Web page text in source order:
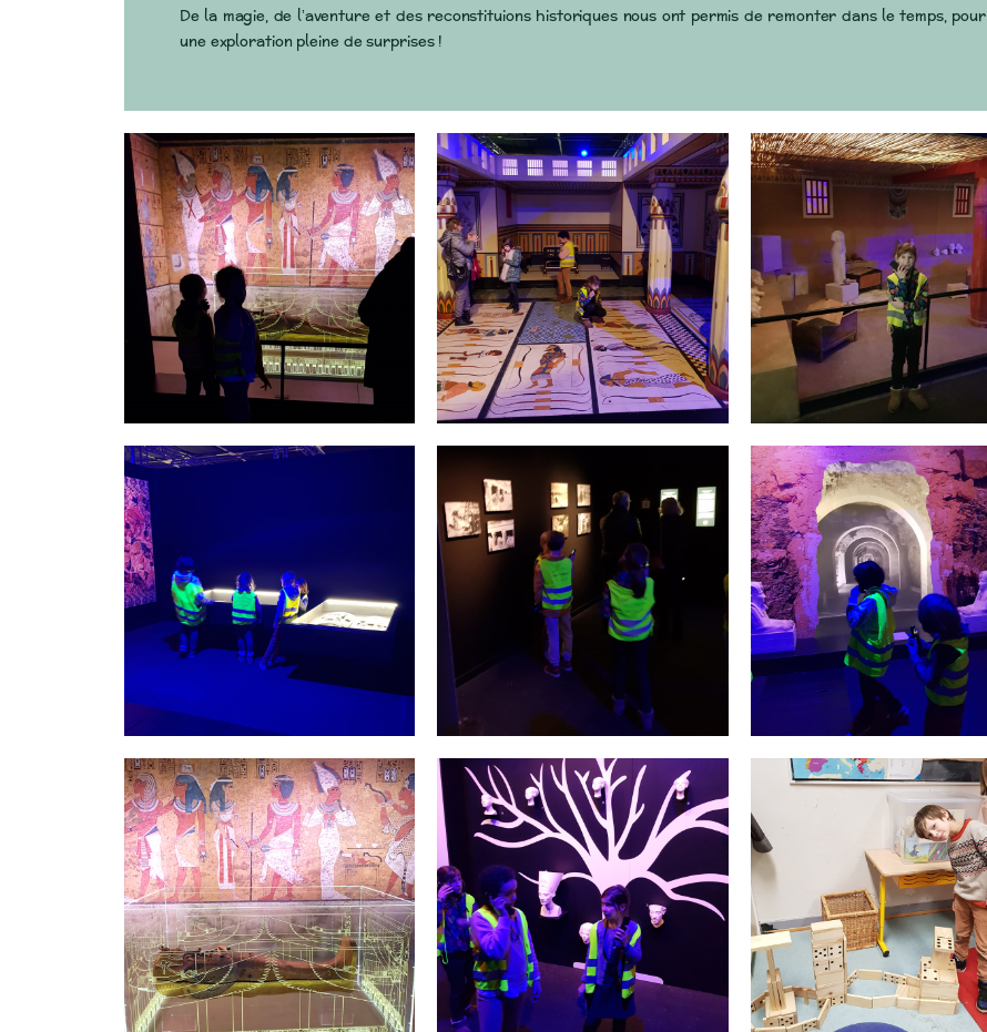
De la magie, de l’aventure et des reconstituions historiques nous ont permis de remonter dans le temps, pour
une exploration pleine de surprises !